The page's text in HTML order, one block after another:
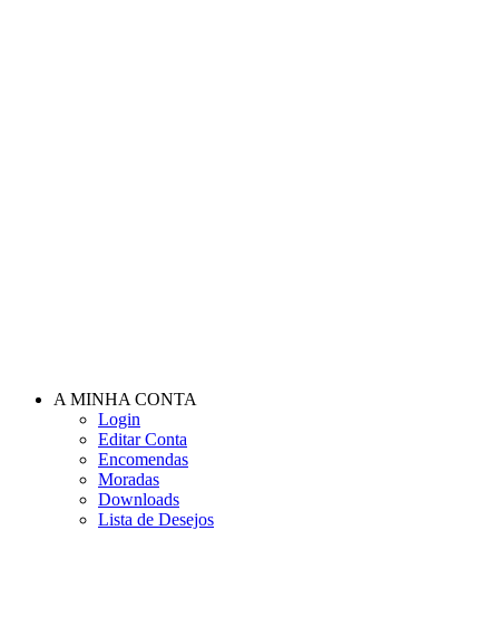
A MINHA CONTA
Login
Editar Conta
Encomendas
Moradas
Downloads
Lista de Desejos